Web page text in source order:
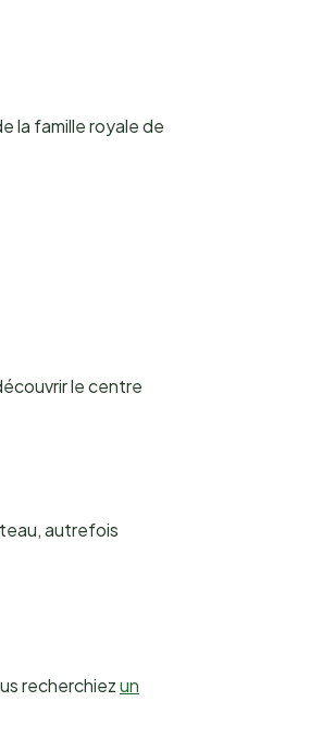
la famille royale de
le centre
autrefois
recherchiezun